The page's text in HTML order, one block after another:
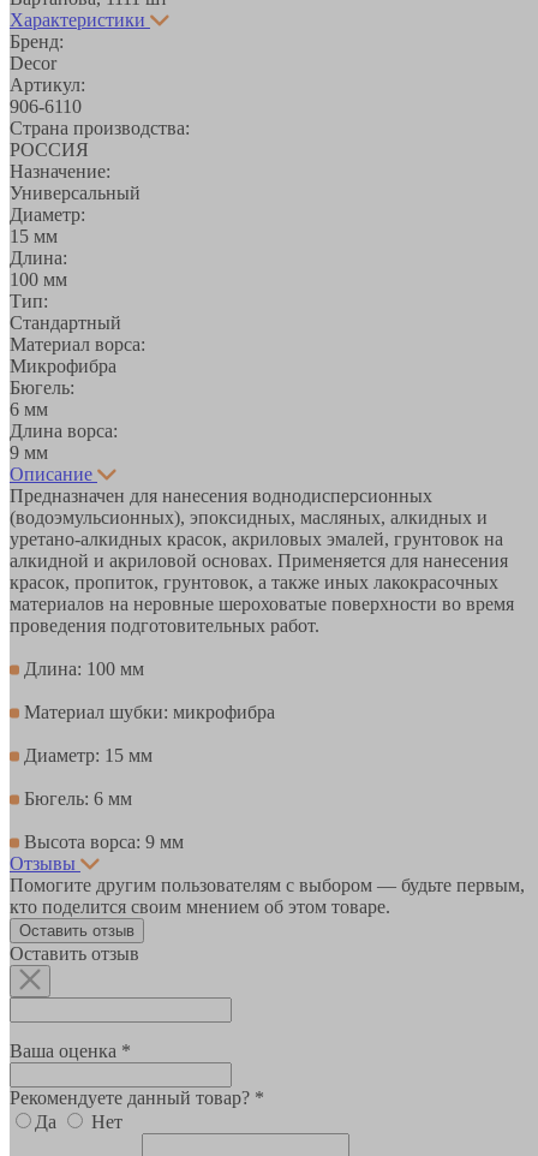
Характеристики
Бренд:
Decor
Артикул:
906-6110
Страна производства:
РОССИЯ
Назначение:
Универсальный
Диаметр:
15 мм
Длина:
100 мм
Тип:
Стандартный
Материал ворса:
Микрофибра
Бюгель:
6 мм
Длина ворса:
9 мм
Описание
Предназначен для нанесения воднодисперсионных
(водоэмульсионных), эпоксидных, масляных, алкидных и
уретано-алкидных красок, акриловых эмалей, грунтовок на
алкидной и акриловой основах. Применяется для нанесения
красок, пропиток, грунтовок, а также иных лакокрасочных
материалов на неровные шероховатые поверхности во время
проведения подготовительных работ.
Длина: 100 мм
Материал шубки: микрофибра
Диаметр: 15 мм
Бюгель: 6 мм
Высота ворса: 9 мм
Отзывы
Помогите другим пользователям с выбором — будьте первым,
кто поделится своим мнением об этом товаре.
Оставить отзыв
Оставить отзыв
Ваша оценка *
Рекомендуете данный товар? *
Да
Нет